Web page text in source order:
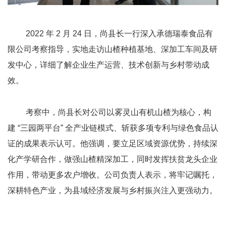
2022 年 2 月 24 日，尚县长一行深入承德瑞泰食品有
限公司考察指导，实地走访山楂种植基地、深加工车间及研
发中心，详细了解企业生产运营、技术创新与乡村带动成
效。
考察中，尚县长对公司以雾灵山有机山楂为核心，构
建 “三园两平台” 全产业链模式、斩获多项专利与绿色食品认
证的成果表示认可。他强调，要立足区域资源优势，持续深
化产学研合作，做强山楂精深加工，同时发挥扶贫龙头企业
作用，带动更多农户增收。公司负责人表示，将牢记嘱托，
深耕特色产业，为县域经济发展与乡村振兴注入更强动力。